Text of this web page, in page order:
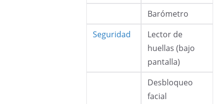
Barómetro
Seguridad
Lector de
huellas (bajo
pantalla)
Desbloqueo
facial